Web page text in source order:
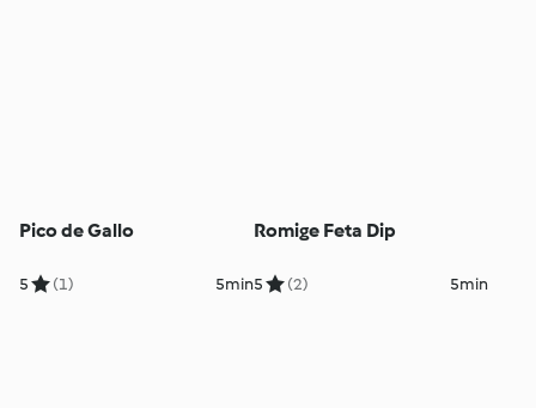
Pico de Gallo
5 (1) 5min
Romige Feta Dip
5 (2) 5min